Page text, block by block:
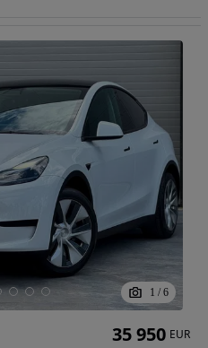
1 / 6
35 950 EUR